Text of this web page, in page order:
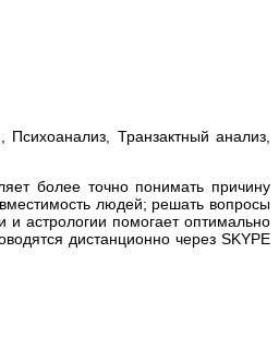
Транзактный анализ,
более точно понимать причину
людей; решать вопросы
и астрологии помогает оптимально
дистанционно через SKYPE